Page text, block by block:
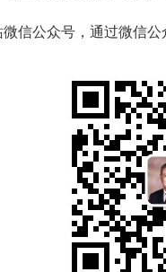
信公众号，通过微信公